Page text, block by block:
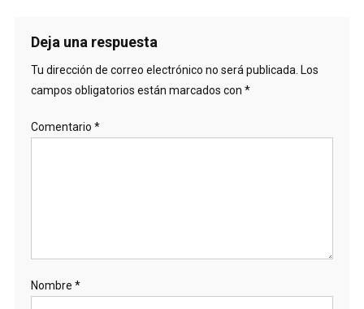
Deja una respuesta
Tu dirección de correo electrónico no será publicada. Los
campos obligatorios están marcados con *
Comentario *
Nombre *